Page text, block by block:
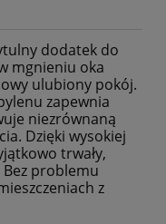
dodatek do
mgnieniu oka
ulubiony pokój.
zapewnia
niezrównaną
Dzięki wysokiej
trwały,
Bez problemu
z